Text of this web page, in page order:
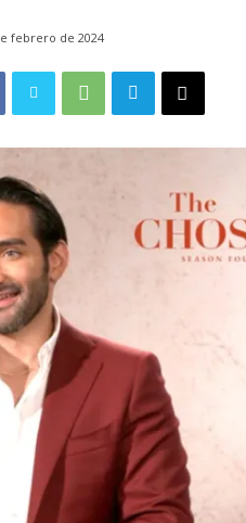
febrero de 2024